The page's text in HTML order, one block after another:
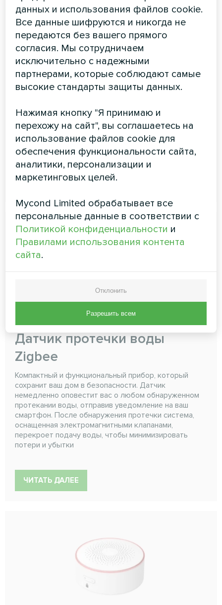
Кнопка Zigbee Smart
Достаточно одного нажатия, чтобы позвать на
помощь
ЧИТАТЬ ДАЛЕЕ
Датчик протечки воды
Zigbee
Компактный и функциональный прибор, который
сохранит ваш дом в безопасности. Датчик
немедленно оповестит вас о любом обнаруженном
протекании воды, отправив уведомление на ваш
смартфон. После обнаружения протечки система,
оснащенная электромагнитными клапанами,
перекроет подачу воды, чтобы минимизировать
потери и убытки
ЧИТАТЬ ДАЛЕЕ
данных и использования файлов cookie.
Все данные шифруются и никогда не
передаются без вашего прямого
согласия. Мы сотрудничаем
исключительно с надежными
партнерами, которые соблюдают самые
высокие стандарты защиты данных.
Нажимая кнопку "Я принимаю и
перехожу на сайт", вы соглашаетесь на
использование файлов cookie для
обеспечения функциональности сайта,
аналитики, персонализации и
маркетинговых целей.
Mycond Limited обрабатывает все
персональные данные в соответствии с
Политикой конфиденциальности и
Правилами использования контента
сайта.
Отклонить
Разрешить всем